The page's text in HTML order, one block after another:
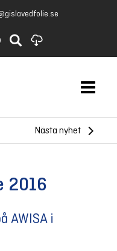
Nästa nyhet
2016
AWISA i